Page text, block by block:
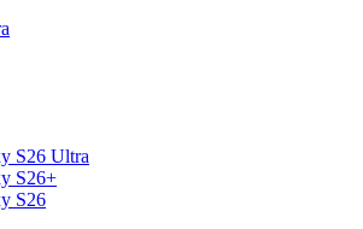
S26 Ultra
S26+
S26